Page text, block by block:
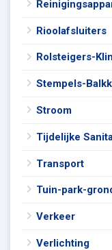
Rioolafsluiters
Rolsteigers-
Stempels-
Stroom
Tijdelijke
Transport
Tuin-park-
Verkeer
Verlichting